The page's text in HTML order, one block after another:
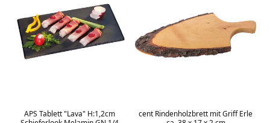
APS Tablett "Lava" H:1,2cm
cent Rindenholzbrett mit Griff Erle